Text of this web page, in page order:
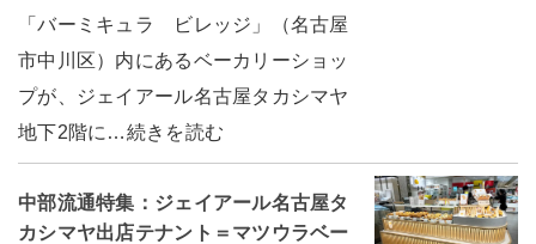
「バーミキュラ ビレッジ」（名古屋
市中川区）内にあるベーカリーショッ
プが、ジェイアール名古屋タカシマヤ
地下2階に…続きを読む
中部流通特集：ジェイアール名古屋タ
カシマヤ出店テナント＝マツウラベー